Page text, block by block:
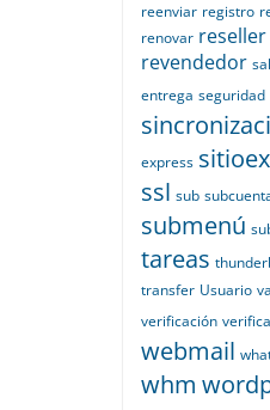
reenviar registro
renovar reseller
revendedor
entrega seguridad
express
ssl sub
submenú
tareas
transfer Usuario
verificación
webmail
whm